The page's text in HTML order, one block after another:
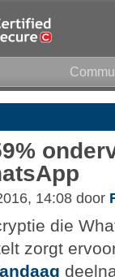
14:08 door
die
zorgt